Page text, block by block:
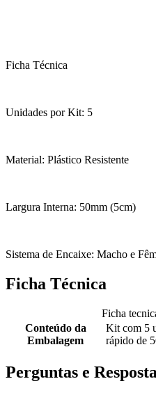
Ficha Técnica
Unidades por Kit: 5
Material: Plástico Resistente
Largura Interna: 50mm (5cm)
Sistema de Encaixe: Macho e
Ficha Técnica
Ficha
Conteúdo da
Embalagem
Kit com 5
rápido de
Perguntas e